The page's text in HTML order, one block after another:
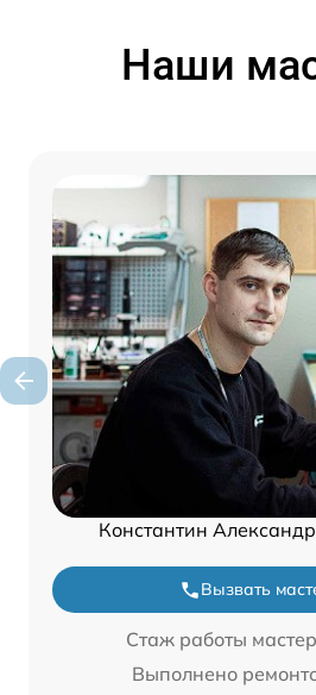
Наши
Константин
Вызвать
Стаж работы
Выполнено